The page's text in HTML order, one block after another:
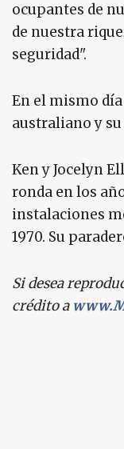
ocupantes de
de nuestra
seguridad".
En el mismo
australiano y
Ken y Jocelyn
ronda en los
instalaciones
1970. Su
Si desea
crédito a